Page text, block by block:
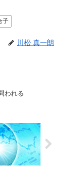
子
川松 真一朗
われる